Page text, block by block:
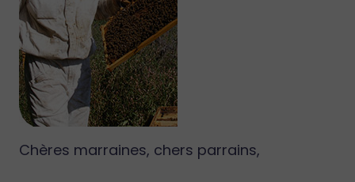
Chères marraines, chers parrains,